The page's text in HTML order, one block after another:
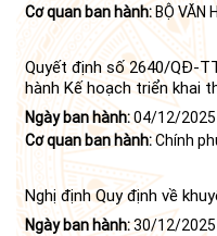
Cơ quan ban hành:BỘ VĂN
Quyết định số 2640/QĐ-
hành Kế hoạch triển khai
ngày 21 tháng 6 năm
hiện Nghị quyết số 23-NQ/
của Bộ Chính trị (khóa X)
văn học, nghệ thuật trong
Ngày ban hành:04/12/2025
Cơ quan ban hành:Chính
Nghị định Quy định về
Ngày ban hành:30/12/2025